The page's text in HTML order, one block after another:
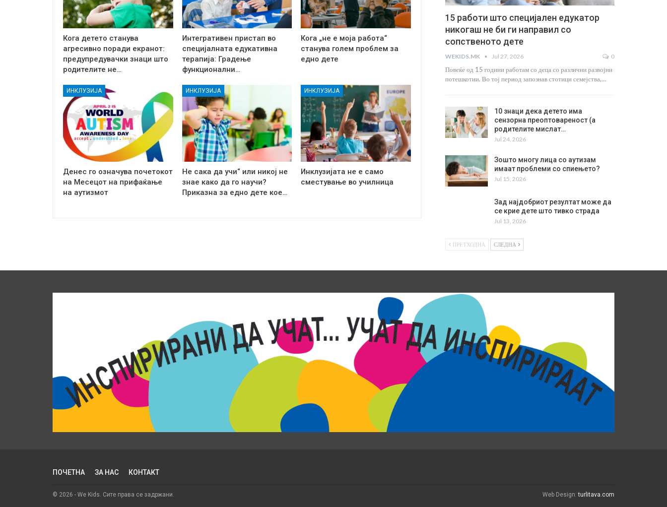
Кога детето станува
агресивно поради екранот:
предупредувачки знаци што
родителите не…
Интегративен пристап во
специјалната едукативна
терапија: Градење
функционални…
Кога „не е моја работа“
станува голем проблем за
едно дете
ИНКЛУЗИЈА
Денес го означува почетокот
на Месецот на прифаќање
на аутизмот
ИНКЛУЗИЈА
Не сака да учи“ или никој не
знае како да го научи?
Приказна за едно дете кое…
ИНКЛУЗИЈА
Инклузијата не е само
сместување во училница
15 работи што специјален едукатор
никогаш не би ги направил со
сопственото дете
WEKIDS.MK Jul 27, 2026 0
Повеќе од 15 години работам со деца со различни развојни
потешкотии. Во тој период запознав стотици семејства,…
10 знаци дека детето има
сензорна преоптовареност (а
родителите мислат…
Jul 24, 2026
Зошто многу лица со аутизам
имаат проблеми со спиењето?
Jul 15, 2026
Зад најдобриот резултат може да
се крие дете што тивко страда
Jul 13, 2026
ПРЕТХОДНА СЛЕДНА
ПОЧЕТНА ЗА НАС КОНТАКТ
© 2026 - We Kids. Сите права се задржани. Web Design:turlitava.com